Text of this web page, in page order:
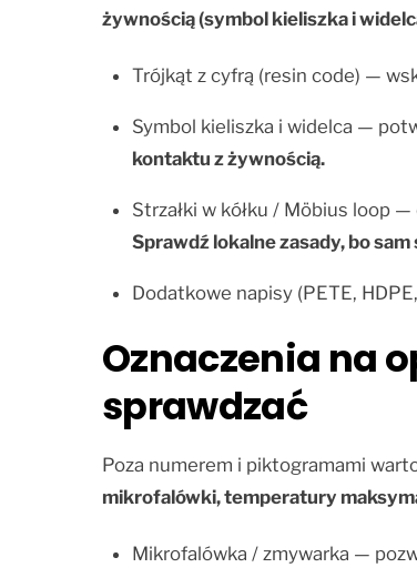
żywnością (symbol kieliszka i
Trójkąt z cyfrą (resin code) —
Symbol kieliszka i widelca —
kontaktu z żywnością.
Strzałki w kółku / Möbius loop
Sprawdź lokalne zasady, bo
Dodatkowe napisy (PETE,
Oznaczenia na
sprawdzać
Poza numerem i piktogramami
mikrofalówki, temperatury
Mikrofalówka / zmywarka —